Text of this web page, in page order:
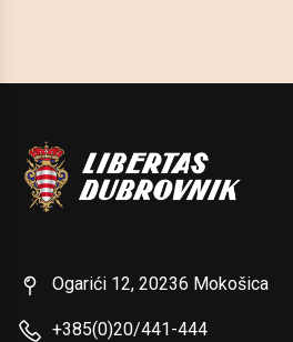
Ogarići 12, 20236 Mokošica
+385(0)20/441-444